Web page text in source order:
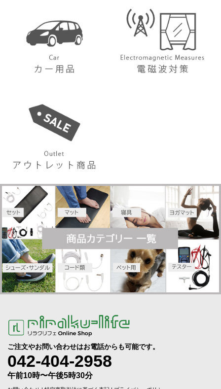
ご注文やお問い合わせはお電話からも可能です。
042-404-2958
午前10時〜午後5時30分